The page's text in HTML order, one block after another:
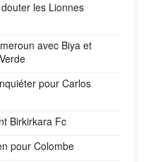
les Lionnes
avec Biya et
pour Carlos
Birkirkara Fc
pour Colombe